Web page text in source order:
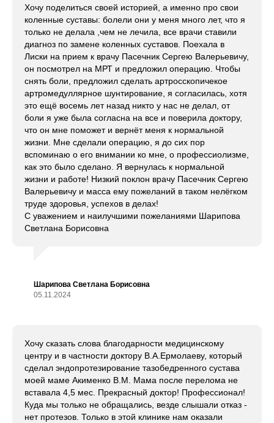
Хочу поделиться своей историей, а именно про свои
коленные суставы: болели они у меня много лет, что я
только не делала ,чем не лечила, все врачи ставили
диагноз по замене коленных суставов. Поехала в
Лиски на прием к врачу Пасечник Сергею Валерьевичу,
он посмотрел на МРТ и предложил операцию. Чтобы
снять боли, предложил сделать артросскопичекое
артромедуллярное шунтирование, я согласилась, хотя
это ещё восемь лет назад никто у нас не делал, от
боли я уже была согласна на все и поверила доктору,
что он мне поможет и вернёт меня к нормальной
жизни. Мне сделали операцию, я до сих пор
вспоминаю о его внимании ко мне, о профессиолизме,
как это было сделано. Я вернулась к нормальной
жизни и работе! Низкий поклон врачу Пасечник Сергею
Валерьевичу и масса ему пожеланий в таком нелёгком
труде здоровья, успехов в делах!
С уважением и наилучшими пожеланиями Шарипова
Светлана Борисовна
Шарипова Светлана Борисовна
05.11.2024
Хочу сказать слова благодарности медицинскому
центру и в частности доктору В.А.Ермолаеву, который
сделал эндопротезирование тазобедренного сустава
моей маме Акименко В.М. Мама после перелома не
вставала 4,5 мес. Прекрасный доктор! Профессионал!
Куда мы только не обращались, везде слышали отказ -
нет протезов. Только в этой клинике нам оказали